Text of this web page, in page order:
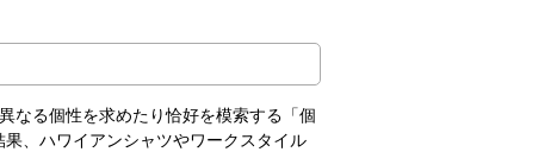
なる個性を求めたり恰好を模索する「個
、ハワイアンシャツやワークスタイル